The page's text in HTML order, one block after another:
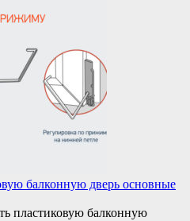
балконную дверь основные
пластиковую балконную